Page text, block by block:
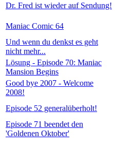
Dr. Fred ist wieder auf Sendung!
Maniac Comic 64
Und wenn du denkst es geht
nicht mehr...
Lösung - Episode 70: Maniac
Mansion Begins
Good bye 2007 - Welcome
2008!
Episode 52 generalüberholt!
Episode 71 beendet den
'Goldenen Oktober'